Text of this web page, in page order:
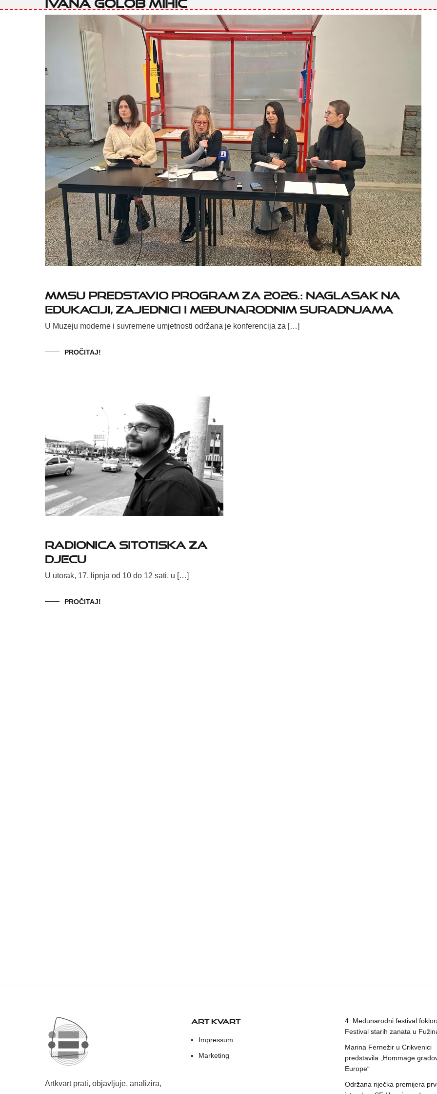
MMSU predstavio program za 2026.: naglasak na
edukaciji, zajednici i međunarodnim suradnjama
U Muzeju moderne i suvremene umjetnosti održana je konferencija za […]
PROČITAJ!
Radionica sitotiska za
djecu
U utorak, 17. lipnja od 10 do 12 sati, u […]
PROČITAJ!
Artkvart prati, objavljuje, analizira,
ART KVART
Impressum
Marketing
4. Međunarodni festival
Festival starih zanata u
Marina Fernežir u Crikvenici
predstavila „Hommage
Europe“
Održana riječka premijera